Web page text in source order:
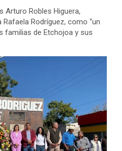
Arturo Robles Higuera,
Rodríguez, como “un
familias de Etchojoa y sus